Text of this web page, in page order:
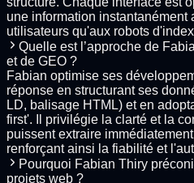
une information instantanément
utilisateurs qu'aux robots
Quelle est l’approche de
et de GEO ?
Fabian optimise ses
réponse en structurant ses
LD, balisage HTML) et en
first'. Il privilégie la clarté et la
puissent extraire
renforçant ainsi la fiabilité et
Pourquoi Fabian Thiry
projets web ?